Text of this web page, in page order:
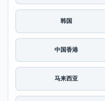
韩国
中国香港
马来西亚